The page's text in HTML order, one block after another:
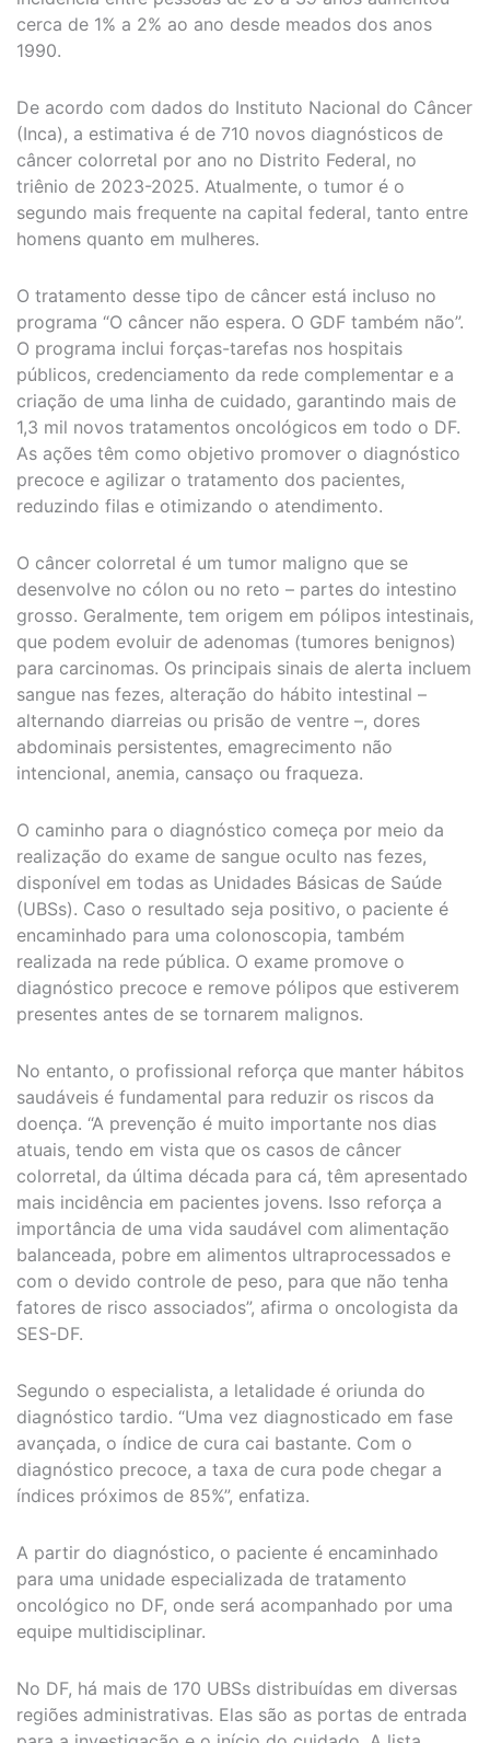
cerca de 1% a 2% ao ano desde meados dos anos
1990.
De acordo com dados do Instituto Nacional do Câncer
(Inca), a estimativa é de 710 novos diagnósticos de
câncer colorretal por ano no Distrito Federal, no
triênio de 2023-2025. Atualmente, o tumor é o
segundo mais frequente na capital federal, tanto entre
homens quanto em mulheres.
O tratamento desse tipo de câncer está incluso no
programa “O câncer não espera. O GDF também não”.
O programa inclui forças-tarefas nos hospitais
públicos, credenciamento da rede complementar e a
criação de uma linha de cuidado, garantindo mais de
1,3 mil novos tratamentos oncológicos em todo o DF.
As ações têm como objetivo promover o diagnóstico
precoce e agilizar o tratamento dos pacientes,
reduzindo filas e otimizando o atendimento.
O câncer colorretal é um tumor maligno que se
desenvolve no cólon ou no reto – partes do intestino
grosso. Geralmente, tem origem em pólipos intestinais,
que podem evoluir de adenomas (tumores benignos)
para carcinomas. Os principais sinais de alerta incluem
sangue nas fezes, alteração do hábito intestinal –
alternando diarreias ou prisão de ventre –, dores
abdominais persistentes, emagrecimento não
intencional, anemia, cansaço ou fraqueza.
O caminho para o diagnóstico começa por meio da
realização do exame de sangue oculto nas fezes,
disponível em todas as Unidades Básicas de Saúde
(UBSs). Caso o resultado seja positivo, o paciente é
encaminhado para uma colonoscopia, também
realizada na rede pública. O exame promove o
diagnóstico precoce e remove pólipos que estiverem
presentes antes de se tornarem malignos.
No entanto, o profissional reforça que manter hábitos
saudáveis é fundamental para reduzir os riscos da
doença. “A prevenção é muito importante nos dias
atuais, tendo em vista que os casos de câncer
colorretal, da última década para cá, têm apresentado
mais incidência em pacientes jovens. Isso reforça a
importância de uma vida saudável com alimentação
balanceada, pobre em alimentos ultraprocessados e
com o devido controle de peso, para que não tenha
fatores de risco associados”, afirma o oncologista da
SES-DF.
Segundo o especialista, a letalidade é oriunda do
diagnóstico tardio. “Uma vez diagnosticado em fase
avançada, o índice de cura cai bastante. Com o
diagnóstico precoce, a taxa de cura pode chegar a
índices próximos de 85%”, enfatiza.
A partir do diagnóstico, o paciente é encaminhado
para uma unidade especializada de tratamento
oncológico no DF, onde será acompanhado por uma
equipe multidisciplinar.
No DF, há mais de 170 UBSs distribuídas em diversas
regiões administrativas. Elas são as portas de entrada